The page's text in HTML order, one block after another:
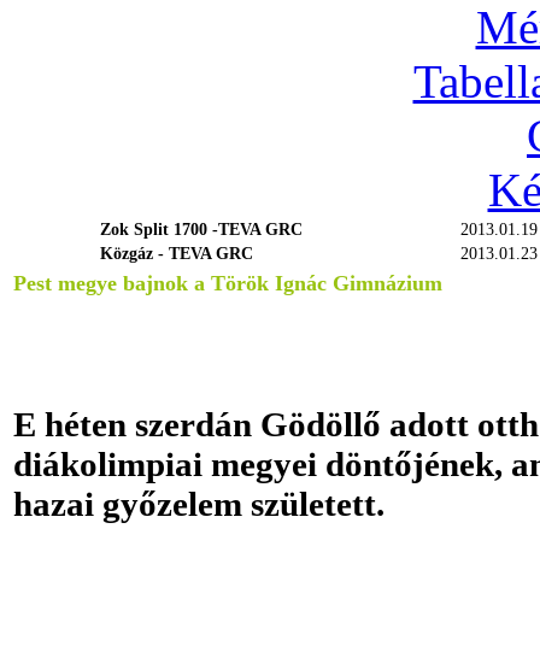
Zok Split 1700 -TEVA GRC
Közgáz - TEVA GRC
Pest megye bajnok a Török Ignác Gimnázium
E héten szerdán Gödöllő adott
diákolimpiai megyei döntőjének,
hazai győzelem született.